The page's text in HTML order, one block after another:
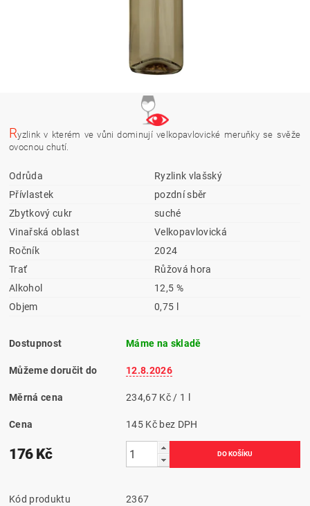
Ryzlink v kterém ve vůni dominují velkopavlovické meruňky se svěže
ovocnou chutí.
Odrůda
Ryzlink vlašský
Přívlastek
pozdní sběr
Zbytkový cukr
suché
Vinařská oblast
Velkopavlovická
Ročník
2024
Trať
Růžová hora
Alkohol
12,5 %
Objem
0,75 l
Dostupnost Máme na skladě
Můžeme doručit do 12.8.2026
Měrná cena 234,67 Kč / 1 l
Cena 145 Kč bez DPH
176 Kč
Kód produktu 2367